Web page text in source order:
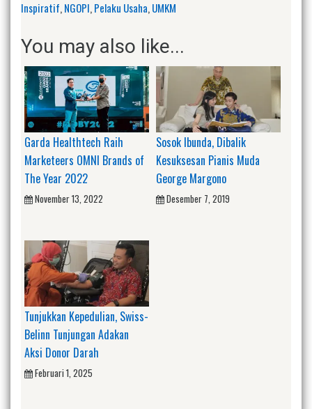
Inspiratif,NGOPI,Pelaku Usaha,UMKM
You may also like...
Garda Healthtech Raih
Marketeers OMNI Brands of
The Year 2022
November 13, 2022
Sosok Ibunda, Dibalik
Kesuksesan Pianis Muda
George Margono
Desember 7, 2019
Tunjukkan Kepedulian, Swiss-
Belinn Tunjungan Adakan
Aksi Donor Darah
Februari 1, 2025